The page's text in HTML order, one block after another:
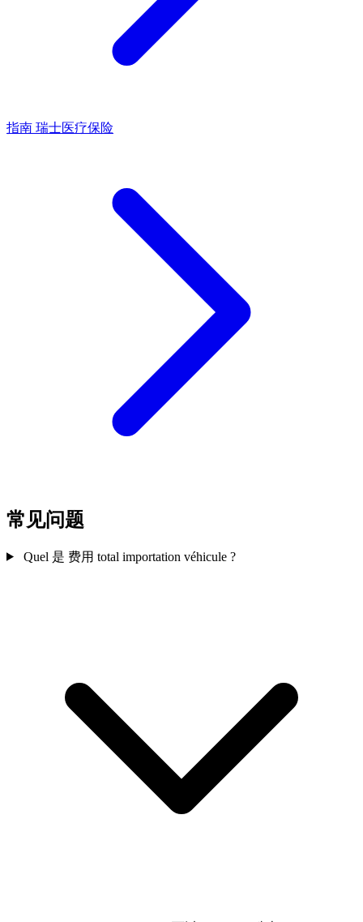
指南 瑞士医疗保险
常见问题
Quel 是 费用 total importation véhicule ?